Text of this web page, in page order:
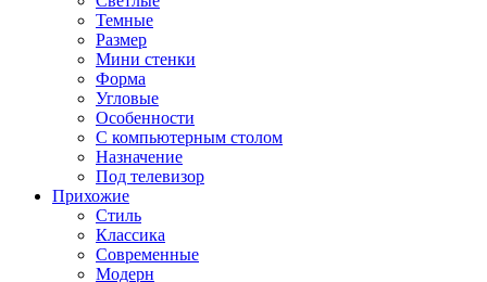
Темные
Размер
Мини стенки
Форма
Угловые
Особенности
С компьютерным столом
Назначение
Под телевизор
Прихожие
Стиль
Классика
Современные
Модерн